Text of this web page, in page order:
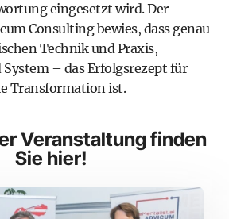
eingesetzt wird. Der
Consulting bewies, dass genau
Technik und Praxis,
– das Erfolgsrezept für
Transformation ist.
Veranstaltung finden
Sie hier!